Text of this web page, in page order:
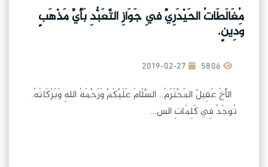
مُغَالَطَاتُ الحَيْدَرِيِّ فِي جَوَازِ التَّعَبُّدِ بَأَيِّ مَذْهَبٍ
وَدِينٍ.
2019-02-27
الأَخُ عَقِيلٌ المُحْتَرَمُ.. السَّلَامُ عَلَيْكُمْ وَرَحْمَةُ اللهِ وَبَرَكَاتُهُ.
تُوجَدُ فِي كَلِمَاتِ الس...